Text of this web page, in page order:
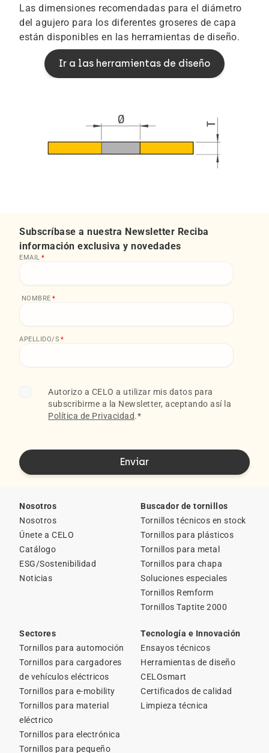
Las dimensiones recomendadas para el diámetro
del agujero para los diferentes groseres de capa
están disponibles en las herramientas de diseño.
Ir a las herramientas de diseño
Subscríbase a nuestra Newsletter Reciba
información exclusiva y novedades
EMAIL *
NOMBRE *
APELLIDO/S *
Autorizo a CELO a utilizar mis datos para
subscribirme a la Newsletter, aceptando así la
Política de Privacidad.*
Nosotros
Nosotros
Únete a CELO
Catálogo
ESG/Sostenibilidad
Noticias
Buscador de tornillos
Tornillos técnicos en stock
Tornillos para plásticos
Tornillos para metal
Tornillos para chapa
Soluciones especiales
Tornillos Remform
Tornillos Taptite 2000
Sectores
Tornillos para automoción
Tornillos para cargadores
de vehículos eléctricos
Tornillos para e-mobility
Tornillos para material
eléctrico
Tornillos para electrónica
Tornillos para pequeño
Tecnología e Innovación
Ensayos técnicos
Herramientas de diseño
CELOsmart
Certificados de calidad
Limpieza técnica